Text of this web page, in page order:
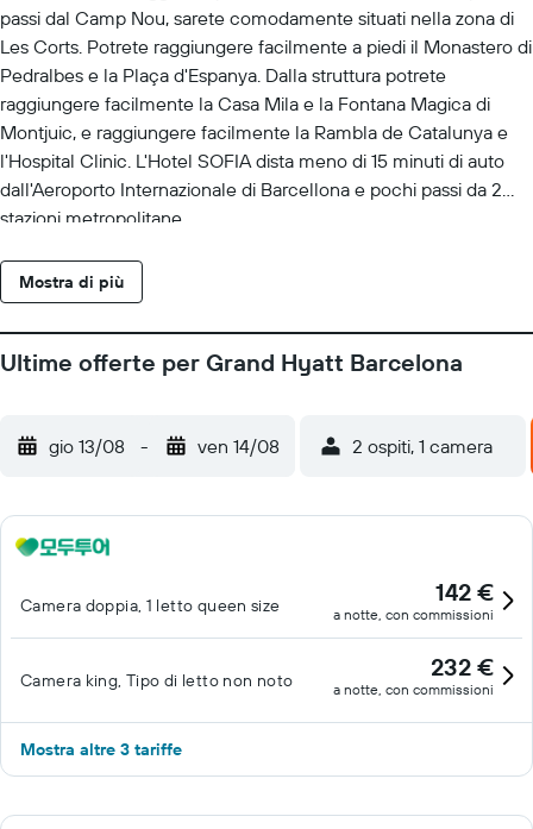
passi dal Camp Nou, sarete comodamente situati nella zona di
Les Corts. Potrete raggiungere facilmente a piedi il Monastero di
Pedralbes e la Plaça d'Espanya. Dalla struttura potrete
raggiungere facilmente la Casa Mila e la Fontana Magica di
Montjuic, e raggiungere facilmente la Rambla de Catalunya e
l'Hospital Clinic. L'Hotel SOFIA dista meno di 15 minuti di auto
dall'Aeroporto Internazionale di Barcellona e pochi passi da 2
stazioni metropolitane.
Mostra di più
Ultime offerte per Grand Hyatt Barcelona
gio 13/08 - ven 14/08 2 ospiti, 1 camera
Camera doppia, 1 letto queen size 142 €
a notte, con commissioni
Camera king, Tipo di letto non noto 232 €
a notte, con commissioni
Mostra altre 3 tariffe